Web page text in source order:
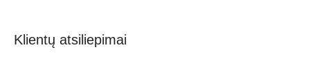
Klientų atsiliepimai